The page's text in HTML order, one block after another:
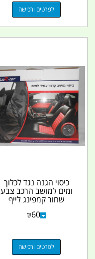
לפרטים ורכישה
כיסוי הגנה נגד לכלוך
ומים למושב הרכב צבע
שחור קמפינג לייף
₪60
לפרטים ורכישה